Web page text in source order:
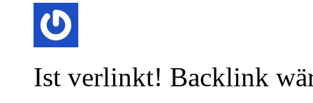
Ist verlinkt! Backlink